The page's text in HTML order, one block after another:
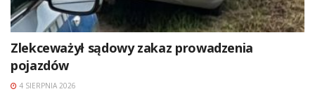
Zlekceważył sądowy zakaz prowadzenia
pojazdów
4 SIERPNIA 2026